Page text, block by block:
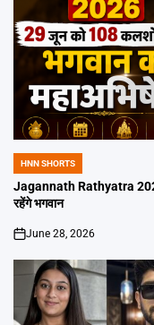
POSTED
IN
HNN SHORTS
Jagannath Rathyatra 2026:
रहेंगे भगवान
on
June 28, 2026